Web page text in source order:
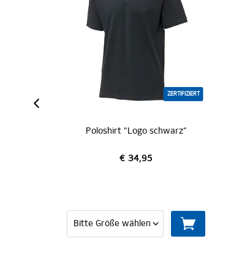
ZERTIFIZIERT
Poloshirt "Logo schwarz"
€ 34,95